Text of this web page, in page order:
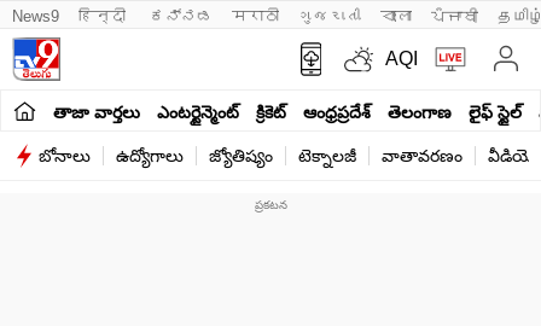
News9 हिन्दी ಕನ್ನಡ मराठी ગુજરાતી বাংলা ਪੰਜਾਬੀ
AQI
తాజా వార్తలు ఎంటర్టైన్మెంట్ క్రికెట్ ఆంధ్రప్రదేశ్ తెలంగాణ లైఫ్ స్టైల్
బోనాలు ఉద్యోగాలు జ్యోతిష్యం టెక్నాలజీ వాతావరణం